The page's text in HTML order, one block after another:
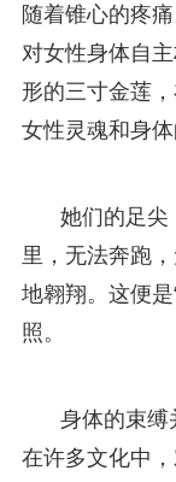
随着锥心的疼
对女性身体自
形的三寸金莲
女性灵魂和身体
她们的足尖
里，无法奔跑
地翱翔。这便
照。
身体的束缚
在许多文化中